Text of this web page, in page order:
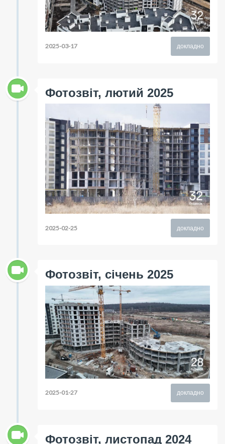
докладно
2025-03-17
Фотозвіт, лютий 2025
докладно
2025-02-25
Фотозвіт, січень 2025
докладно
2025-01-27
Фотозвіт, листопад 2024